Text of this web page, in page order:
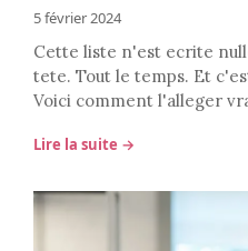
5 février 2024
Cette liste n'est ecrite
tete. Tout le temps. Et
Voici comment l'alleger
Lire la suite →